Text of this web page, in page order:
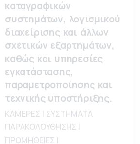
καταγραφικών
συστημάτων, λογισμικού
διαχείρισης και άλλων
σχετικών εξαρτημάτων,
καθώς και υπηρεσίες
εγκατάστασης,
παραμετροποίησης και
τεχνικής υποστήριξης.
ΚΑΜΕΡΕΣ | ΣΥΣΤΗΜΑΤΑ
ΠΑΡΑΚΟΛΟΥΘΗΣΗΣ |
ΠΡΟΜΗΘΕΙΕΣ |